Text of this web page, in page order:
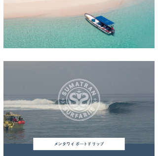
予報士 hiro.
banpaku
Romisea